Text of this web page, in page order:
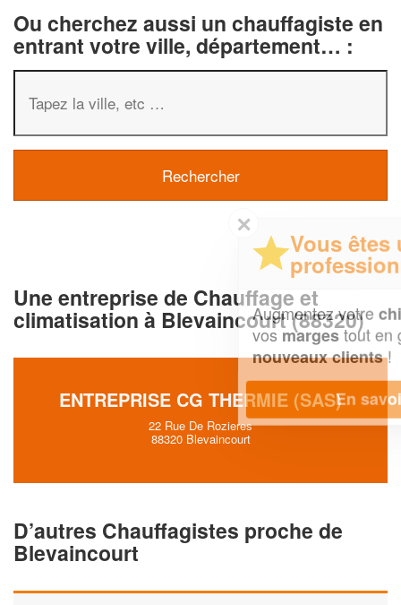
Ou cherchez aussi un chauffagiste en
entrant votre ville, département… :
Une entreprise de Chauffage et
climatisation à Blevaincourt (88320)
ENTREPRISE CG THERMIE (SAS)
22 Rue De Rozieres
88320 Blevaincourt
D’autres Chauffagistes proche de
Blevaincourt
Vous êtes un
professionnel ?
Augmentez votrechiffre d'affaireset
vos margestout en gagnant de
nouveaux clients!
En savoir plus